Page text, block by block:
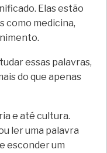
Elas estão
como medicina,
essas palavras,
do que apenas
e até cultura.
ler uma palavra
esconder um